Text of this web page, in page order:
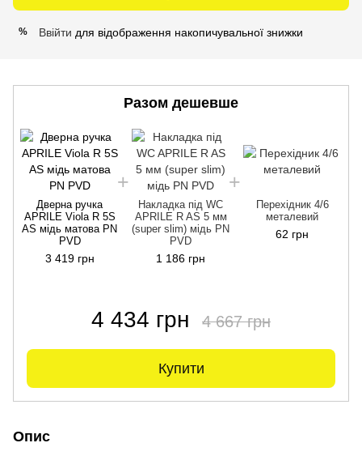
% Ввійти для відображення накопичувальної знижки
Разом дешевше
Дверна ручка
APRILE Viola R 5S
AS мідь матова PN
PVD
3 419 грн
Накладка під WC
APRILE R AS 5 мм
(super slim) мідь PN
PVD
1 186 грн
Перехідник 4/6
металевий
62 грн
4 434 грн 4 667 грн
Купити
Опис